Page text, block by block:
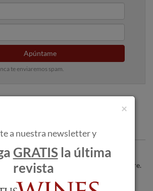
Apúntame
te enviaremos spam.
Flamingo Rosé, el rosado de Ribera del
Duero para brindar por el día de la Madre.
×
a nuestra newsletter y
GRATIS la última
revista